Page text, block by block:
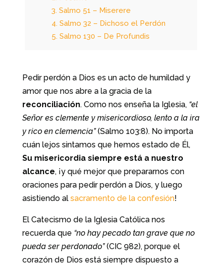
3. Salmo 51 – Miserere
4. Salmo 32 – Dichoso el Perdón
5. Salmo 130 – De Profundis
Pedir perdón a Dios es un acto de humildad y
amor que nos abre a la gracia de la
reconciliación. Como nos enseña la Iglesia, “el
Señor es clemente y misericordioso, lento a la ira
y rico en clemencia”(Salmo 103:8). No importa
cuán lejos sintamos que hemos estado de Él,
Su misericordia siempre está a nuestro
alcance, ¡y qué mejor que prepararnos con
oraciones para pedir perdón a Dios, y luego
asistiendo al sacramento de la confesión!
El Catecismo de la Iglesia Católica nos
recuerda que “no hay pecado tan grave que no
pueda ser perdonado”(CIC 982), porque el
corazón de Dios está siempre dispuesto a